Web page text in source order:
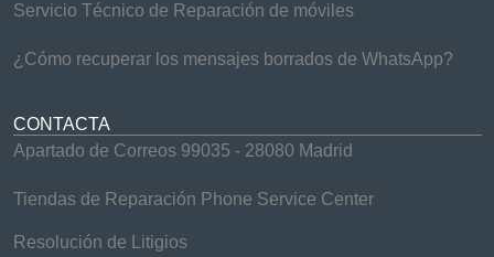
Servicio Técnico de Reparación de móviles
¿Cómo recuperar los mensajes borrados de WhatsApp?
CONTACTA
Apartado de Correos 99035 - 28080 Madrid
Tiendas de Reparación Phone Service Center
Resolución de Litigios